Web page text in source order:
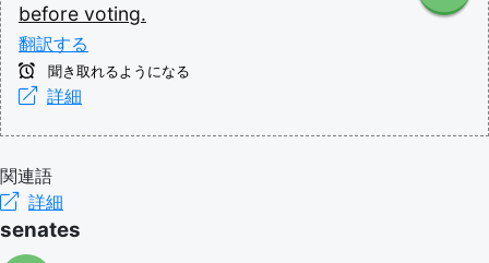
before voting.
翻訳する
聞き取れるようになる
詳細
関連語
詳細
senates